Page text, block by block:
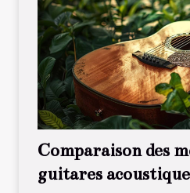
Comparaison des
guitares